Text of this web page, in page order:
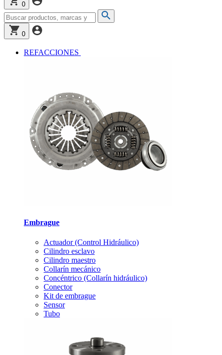
0
0
REFACCIONES
Embrague
Actuador (Control Hidráulico)
Cilindro esclavo
Cilindro maestro
Collarín mecánico
Concéntrico (Collarín hidráulico)
Conector
Kit de embrague
Sensor
Tubo